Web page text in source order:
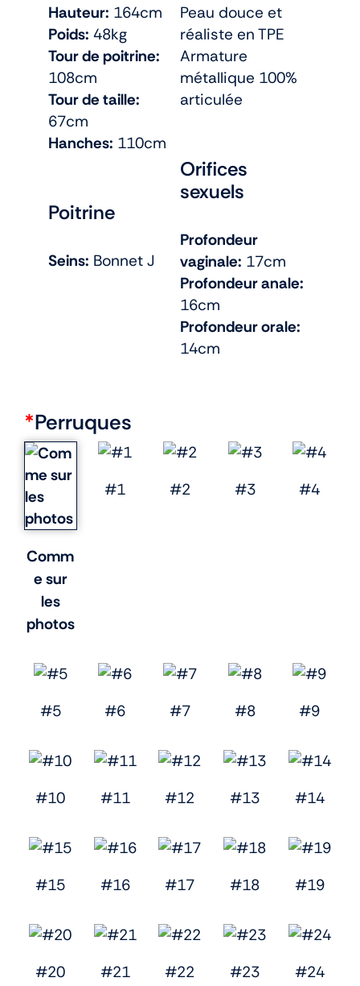
Hauteur: 164cm
Poids: 48kg
Tour de poitrine:
108cm
Tour de taille:
67cm
Hanches: 110cm
Poitrine
Seins: Bonnet J
Peau douce et
réaliste en TPE
Armature
métallique 100%
articulée
Orifices
sexuels
Profondeur
vaginale: 17cm
Profondeur anale:
16cm
Profondeur orale:
14cm
*Perruques
Comm
e sur
les
photos
#1 #2 #3 #4
#5 #6 #7 #8 #9
#10 #11 #12 #13 #14
#15 #16 #17 #18 #19
#20 #21 #22 #23 #24